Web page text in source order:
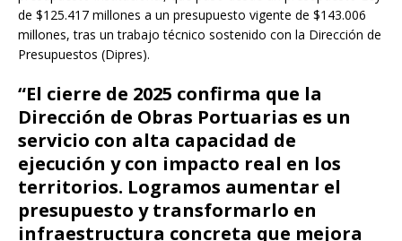
de $125.417 millones a un presupuesto vigente de $143.006
millones, tras un trabajo técnico sostenido con la Dirección de
Presupuestos (Dipres).
“El cierre de 2025 confirma que la
Dirección de Obras Portuarias es un
servicio con alta capacidad de
ejecución y con impacto real en los
territorios. Logramos aumentar el
presupuesto y transformarlo en
infraestructura concreta que mejora